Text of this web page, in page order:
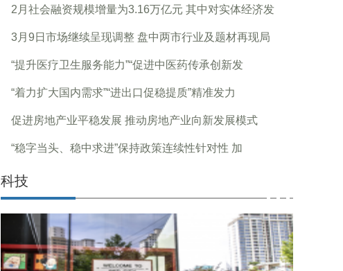
2月社会融资规模增量为3.16万亿元 其中对实体经济发
3月9日市场继续呈现调整 盘中两市行业及题材再现局
“提升医疗卫生服务能力”“促进中医药传承创新发
“着力扩大国内需求”“进出口促稳提质”精准发力
促进房地产业平稳发展 推动房地产业向新发展模式
“稳字当头、稳中求进”保持政策连续性针对性 加
科技